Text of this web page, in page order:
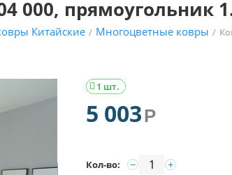
000, прямоугольник
Китайские / Многоцветные ковры /
1 шт.

5 003Р
Кол-во: +
−